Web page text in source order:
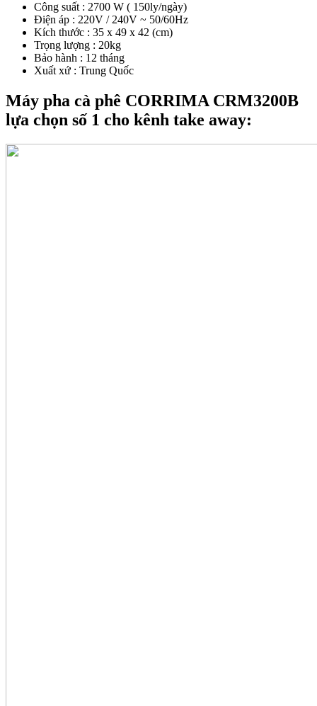
Công suất : 2700 W ( 150ly/ngày)
Điện áp : 220V / 240V ~ 50/60Hz
Kích thước : 35 x 49 x 42 (cm)
Trọng lượng : 20kg
Bảo hành : 12 tháng
Xuất xứ : Trung Quốc
Máy pha cà phê CORRIMA CRM3200B
lựa chọn số 1 cho kênh take away: